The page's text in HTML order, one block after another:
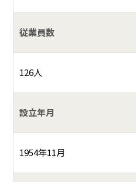
従業員数
126人
設立年月
1954年11月